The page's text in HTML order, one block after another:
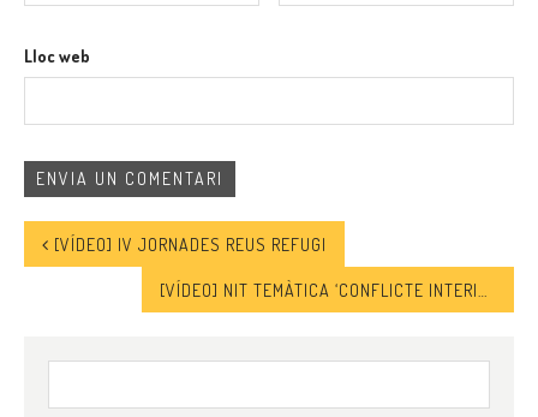
Lloc web
[VÍDEO] IV JORNADES REUS REFUGI